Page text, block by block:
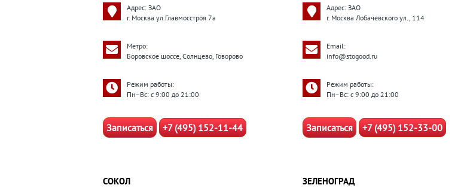
Адрес: ЗАО
г. Москва ул.Главмосстроя 7а
Метро:
Боровское шоссе, Солнцево, Говорово
Режим работы:
Пн–Вс: с 9:00 до 21:00
Записаться +7 (495) 152-11-44
Адрес: ЗАО
г. Москва Лобачевского ул., 114
Email:
info@stogood.ru
Режим работы:
Пн–Вс: с 9:00 до 21:00
Записаться +7 (495) 152-33-00
СОКОЛ ЗЕЛЕНОГРАД